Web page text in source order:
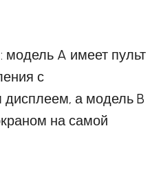
A имеет пульт
с
дисплеем, а модель B
на самой